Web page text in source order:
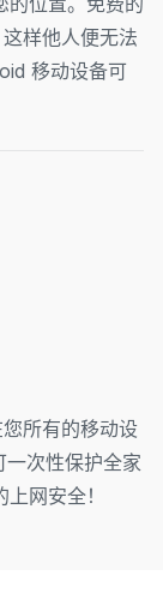
样他人便无法
移动设备可
所有的移动设
次性保护全家
网安全！